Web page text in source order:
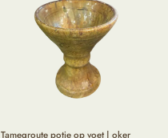
Tamegroute potje op voet | oker